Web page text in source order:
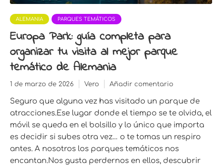
ALEMANIA PARQUES TEMÁTICOS
Europa Park: guía completa para
organizar tu visita al mejor parque
temático de Alemania
1 de marzo de 2026 Vero Añadir comentario
Seguro que alguna vez has visitado un parque de
atracciones.Ese lugar donde el tiempo se te olvida, el
móvil se queda en el bolsillo y lo único que importa
es decidir si subes otra vez… o te tomas un respiro
antes. A nosotros los parques temáticos nos
encantan.Nos gusta perdernos en ellos, descubrir